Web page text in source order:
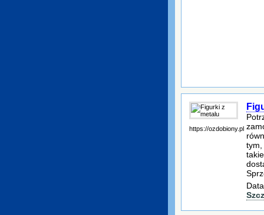
https://ozdobiony.pl
tym,